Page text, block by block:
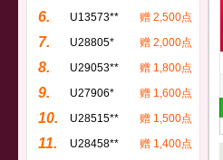
6. U13573** 赠 2,500点
7. U28805* 赠 2,000点
8. U29053** 赠 1,800点
9. U27906* 赠 1,600点
10. U28515** 赠 1,500点
11. U28458** 赠 1,400点